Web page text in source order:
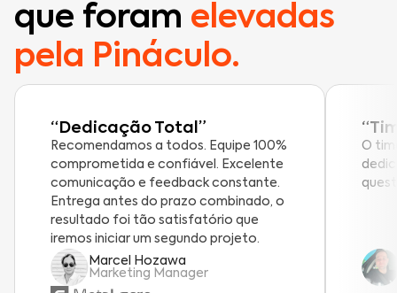
que foram elevadas
pela Pináculo.
“Dedicação Total”
Recomendamos a todos. Equipe 100%
comprometida e confiável. Excelente
comunicação e feedback constante.
Entrega antes do prazo combinado, o
resultado foi tão satisfatório que
iremos iniciar um segundo projeto.
Marcel Hozawa
Marketing Manager
O